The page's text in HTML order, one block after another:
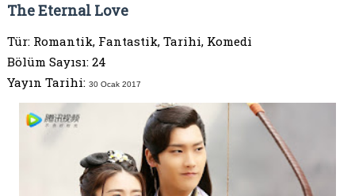
The Eternal Love
Tür: Romantik, Fantastik, Tarihi, Komedi
Bölüm Sayısı: 24
Yayın Tarihi: 30 Ocak 2017